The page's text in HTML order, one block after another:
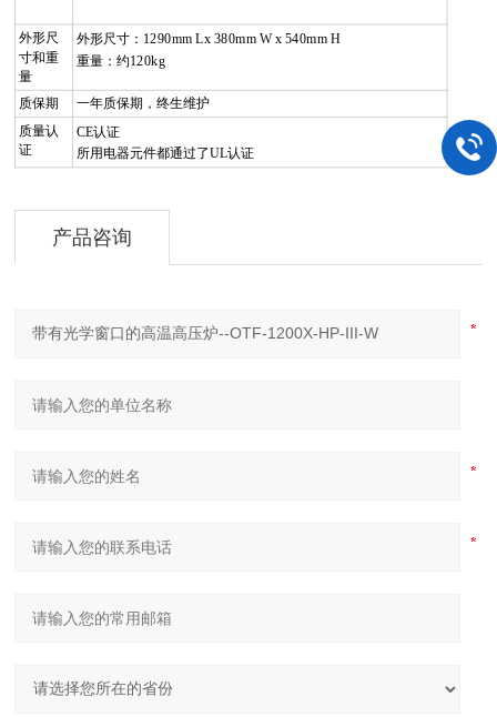
外形尺
寸和重
量
外形尺寸：1290mmLx 380mm Wx 540mm H
重量：约120kg
质保期
一年质保期，终生维护
质量认
证
CE认证
所用电器元件都通过了UL认证
产品咨询